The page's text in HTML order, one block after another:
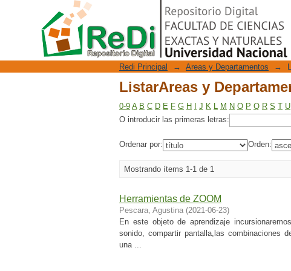
ListarAreas y
Repositorio Digital
Redi Principal → Areas y Departamentos →
ListarAreas y
0-9 A B C D E F G H J K L M N O P Q R S T U
O introducir las primeras letras:
Ordenar por: Orden:
Mostrando ítems 1-1 de 1
Herramientas de ZOOM
Pescara, Agustina (2021-06-23)
En este objeto de aprendizaje
sonido, compartir pantalla,las combinaciones
una ...